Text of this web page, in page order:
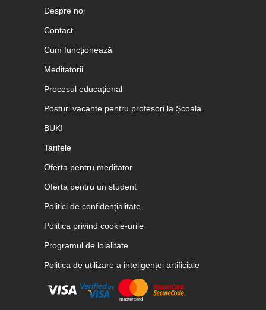
Despre noi
Contact
Cum funcționează
Meditatorii
Procesul educațional
Posturi vacante pentru profesori la Școala
BUKI
Tarifele
Oferta pentru meditator
Oferta pentru un student
Politici de confidențialitate
Politica privind cookie-urile
Programul de loialitate
Politica de utilizare a inteligenței artificiale